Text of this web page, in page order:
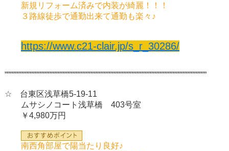
新規リフォーム済みで内装が綺麗！！！
３路線徒歩で通勤出来て通勤も楽々♪
https://www.c21-clair.jp/s_r_30286/
”””””””””””””””””””””””””””””””””””””””””””””””””””””””””””””””””””””””””””””””
☆ 台東区浅草橋5-19-11
ムサシノコート浅草橋 403号室
￥4,980万円
南西角部屋で陽当たり良好♪